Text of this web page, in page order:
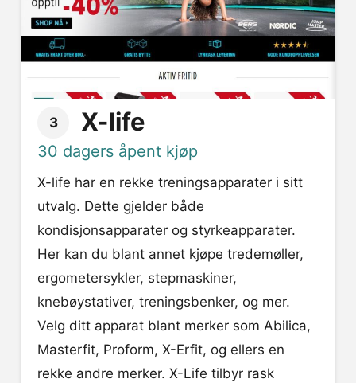
3 X-life
30 dagers åpent kjøp
X-life har en rekke treningsapparater i sitt
utvalg. Dette gjelder både
kondisjonsapparater og styrkeapparater.
Her kan du blant annet kjøpe tredemøller,
ergometersykler, stepmaskiner,
knebøystativer, treningsbenker, og mer.
Velg ditt apparat blant merker som Abilica,
Masterfit, Proform, X-Erfit, og ellers en
rekke andre merker. X-Life tilbyr rask